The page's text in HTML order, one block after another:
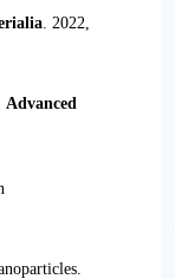
2022,
Advanced